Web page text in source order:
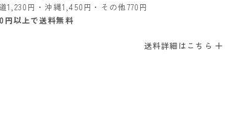
1,230円・沖縄1,450円・その他770円
以上で送料無料
送料詳細はこちら